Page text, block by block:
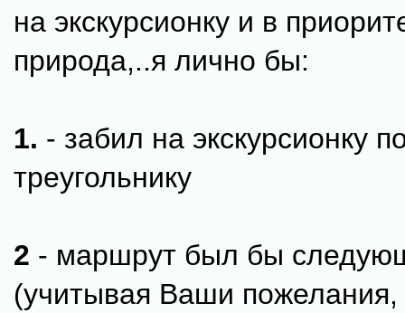
на экскурсионку и в
природа,..я лично бы:
1. - забил на экскурсионку
треугольнику
2 - маршрут был бы
(учитывая Ваши пожелания,